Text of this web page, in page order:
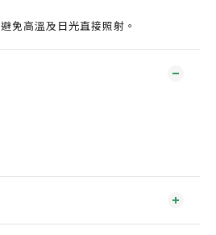
免高溫及日光直接照射。